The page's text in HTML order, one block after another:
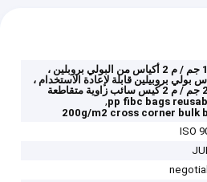
160 جم ​​/ م 2 أكياس من البولي بروبلين ،
بولي بروبيلين قابلة لإعادة الاستخدام ،
pp fibc bags
,
200g/m2 cross corner bulk
ISO